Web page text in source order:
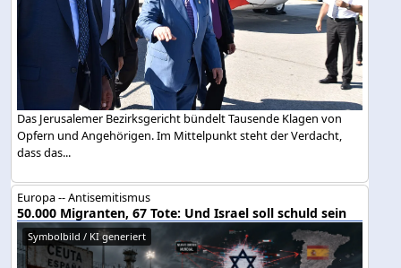
Das Jerusalemer Bezirksgericht bündelt Tausende Klagen von
Opfern und Angehörigen. Im Mittelpunkt steht der Verdacht,
dass das...
Europa -- Antisemitismus
50.000 Migranten, 67 Tote: Und Israel soll schuld sein
Symbolbild / KI generiert